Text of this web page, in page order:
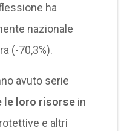
ha
nazionale
(-70,3%).
avuto serie
le loro risorsein
e altri